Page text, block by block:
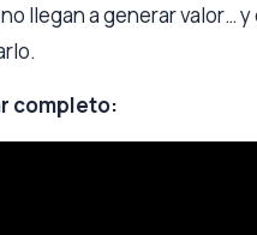
llegan a generar valor… y
completo: